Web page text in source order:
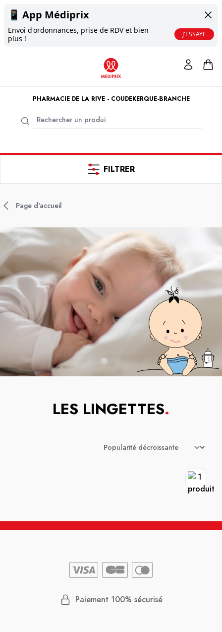
📱 App Médiprix
Envoi d'ordonnances, prise de RDV et bien
plus !
J'ESSAYE
PHARMACIE DE LA RIVE - COUDEKERQUE-BRANCHE
FILTRER
Page d'accueil
LES LINGETTES.
Paiement 100% sécurisé